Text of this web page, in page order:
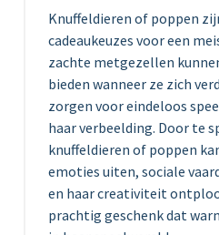
Knuffeldieren of poppen
cadeaukeuzes voor een
zachte metgezellen
bieden wanneer ze zich
zorgen voor eindeloos
haar verbeelding. Door te
knuffeldieren of poppen
emoties uiten, sociale
en haar creativiteit
prachtig geschenk dat